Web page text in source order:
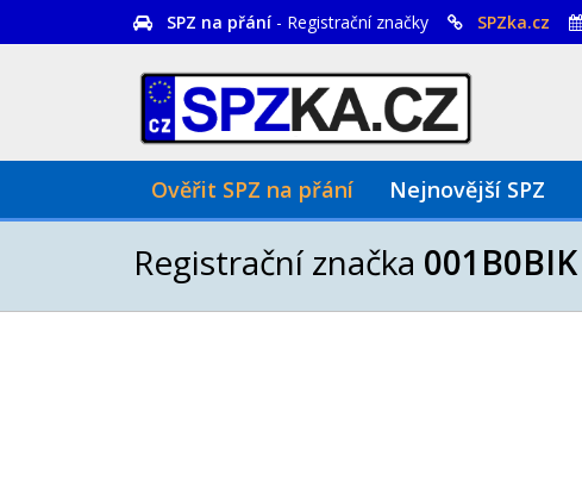
SPZ na přání - Registrační značky SPZka.cz
Ověřit SPZ na přání Nejnovější SPZ
Registrační značka 001B0BIK